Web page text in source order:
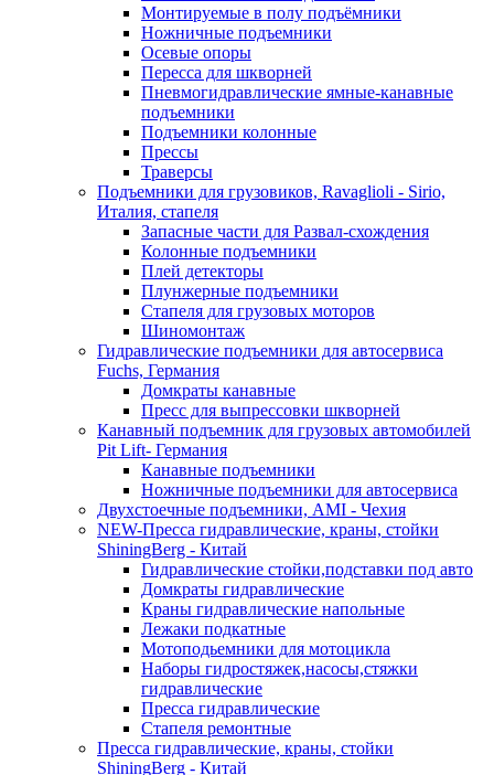
Монтируемые в полу подъёмники
Ножничные подъемники
Осевые опоры
Пересса для шкворней
Пневмогидравлические ямные-канавные
подъемники
Подъемники колонные
Прессы
Траверсы
Подъемники для грузовиков, Ravaglioli - Sirio,
Италия, стапеля
Запасные части для Развал-схождения
Колонные подъемники
Плей детекторы
Плунжерные подъемники
Стапеля для грузовых моторов
Шиномонтаж
Гидравлические подъемники для автосервиса
Fuchs, Германия
Домкраты канавные
Пресс для выпрессовки шкворней
Канавный подъемник для грузовых автомобилей
Pit Lift- Германия
Канавные подъемники
Ножничные подъемники для автосервиса
Двухстоечные подъемники, АМІ - Чехия
NEW-Пресса гидравлические, краны, стойки
ShiningBerg - Китай
Гидравлические стойки,подставки под авто
Домкраты гидравлические
Краны гидравлические напольные
Лежаки подкатные
Мотоподьемники для мотоцикла
Наборы гидростяжек,насосы,стяжки
гидравлические
Пресса гидравлические
Стапеля ремонтные
Пресса гидравлические, краны, стойки
ShiningBerg - Китай